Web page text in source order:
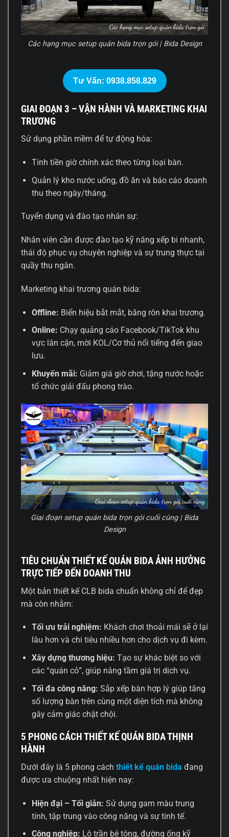
Các hạng mục setup quán bida trọn gói | Bida Design
Tư Vấn: 0938.858.829
GIAI ĐOẠN 3 – VẬN HÀNH VÀ MARKETING KHAI
TRƯƠNG
Sử dụng phần mềm để tự động hóa:
Tính tiền giờ chính xác theo từng loại bàn.
Quản lý kho nước uống, đồ ăn và báo cáo doanh
thu theo ngày/tháng.
Tuyển dụng và đào tạo nhân sự:
Nhân viên cần được đào tạo kỹ năng xếp bi nhanh,
thái độ phục vụ chuyên nghiệp và sự trung thực tại
quầy thu ngân.
Marketing khai trương quán bida:
Offline: Biển hiệu bắt mắt, băng rôn khai trương.
Online: Chạy quảng cáo Facebook/TikTok khu
vực lân cận, mời KOL/Cơ thủ nổi tiếng đến giao
lưu.
Khuyến mãi: Giảm giá giờ chơi, tặng nước hoặc
tổ chức giải đấu phong trào.
Giai đoạn setup quán bida trọn gói cuối cùng | Bida
Design
TIÊU CHUẨN THIẾT KẾ QUÁN BIDA ẢNH HƯỞNG
TRỰC TIẾP ĐẾN DOANH THU
Một bản thiết kế CLB bida chuẩn không chỉ để đẹp
mà còn nhằm:
Tối ưu trải nghiệm: Khách chơi thoải mái sẽ ở lại
lâu hơn và chi tiêu nhiều hơn cho dịch vụ đi kèm.
Xây dựng thương hiệu: Tạo sự khác biệt so với
các “quán cỏ”, giúp nâng tầm giá trị dịch vụ.
Tối đa công năng: Sắp xếp bàn hợp lý giúp tăng
số lượng bàn trên cùng một diện tích mà không
gây cảm giác chật chội.
5 PHONG CÁCH THIẾT KẾ QUÁN BIDA THỊNH
HÀNH
Dưới đây là 5 phong cách thiết kế quán bida đang
được ưa chuộng nhất hiện nay:
Hiện đại – Tối giản: Sử dụng gam màu trung
tính, tập trung vào công năng và sự tinh tế.
Công nghiệp: Lộ trần bê tông, đường ống kỹ